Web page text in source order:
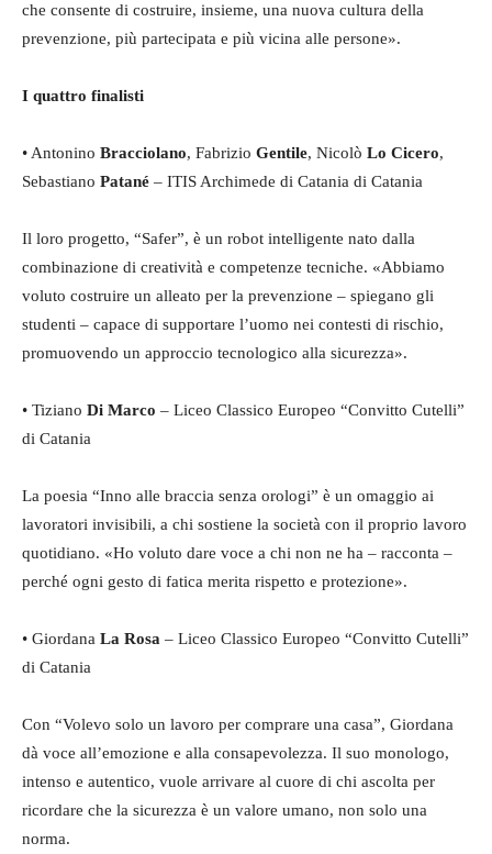
che consente di costruire, insieme, una nuova cultura della
prevenzione, più partecipata e più vicina alle persone».
I quattro finalisti
• Antonino Bracciolano, Fabrizio Gentile, Nicolò Lo Cicero,
Sebastiano Patané – ITIS Archimede di Catania di Catania
Il loro progetto, “Safer”, è un robot intelligente nato dalla
combinazione di creatività e competenze tecniche. «Abbiamo
voluto costruire un alleato per la prevenzione – spiegano gli
studenti – capace di supportare l’uomo nei contesti di rischio,
promuovendo un approccio tecnologico alla sicurezza».
• Tiziano Di Marco – Liceo Classico Europeo “Convitto Cutelli”
di Catania
La poesia “Inno alle braccia senza orologi” è un omaggio ai
lavoratori invisibili, a chi sostiene la società con il proprio lavoro
quotidiano. «Ho voluto dare voce a chi non ne ha – racconta –
perché ogni gesto di fatica merita rispetto e protezione».
• Giordana La Rosa – Liceo Classico Europeo “Convitto Cutelli”
di Catania
Con “Volevo solo un lavoro per comprare una casa”, Giordana
dà voce all’emozione e alla consapevolezza. Il suo monologo,
intenso e autentico, vuole arrivare al cuore di chi ascolta per
ricordare che la sicurezza è un valore umano, non solo una
norma.